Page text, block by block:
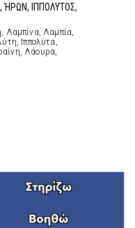
ΙΠΠΟΛΥΤΟΣ,
Λαμπία,
Ιππολύτα,
Λάουρα,